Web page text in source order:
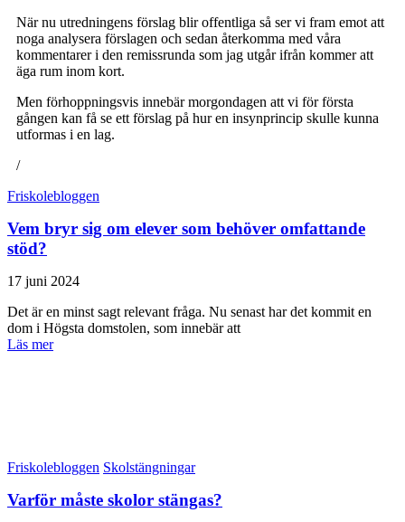
När nu utredningens förslag blir offentliga så ser vi fram emot att
noga analysera förslagen och sedan återkomma med våra
kommentarer i den remissrunda som jag utgår ifrån kommer att
äga rum inom kort.
Men förhoppningsvis innebär morgondagen att vi för första
gången kan få se ett förslag på hur en insynprincip skulle kunna
utformas i en lag.
/
Friskolebloggen
Vem bryr sig om elever som behöver omfattande
stöd?
17 juni 2024
Det är en minst sagt relevant fråga. Nu senast har det kommit en
dom i Högsta domstolen, som innebär att
Läs mer
Friskolebloggen Skolstängningar
Varför måste skolor stängas?